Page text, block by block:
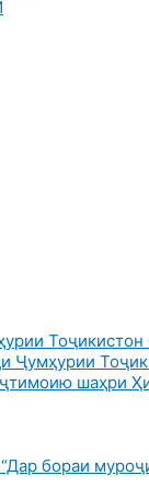
Ҷумҳурии
шаҳри
бораи